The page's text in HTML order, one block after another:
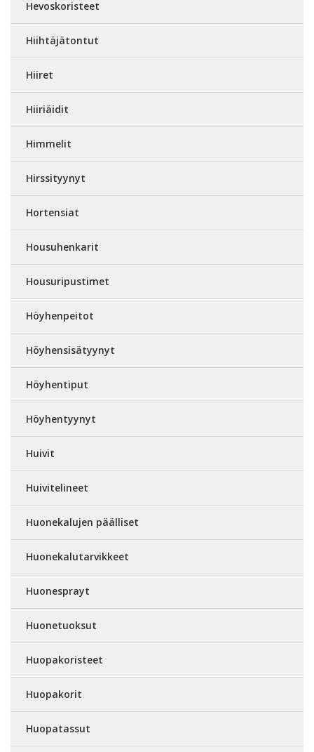
Hevoskoristeet
Hiihtäjätontut
Hiiret
Hiiriäidit
Himmelit
Hirssityynyt
Hortensiat
Housuhenkarit
Housuripustimet
Höyhenpeitot
Höyhensisätyynyt
Höyhentiput
Höyhentyynyt
Huivit
Huivitelineet
Huonekalujen päälliset
Huonekalutarvikkeet
Huonesprayt
Huonetuoksut
Huopakoristeet
Huopakorit
Huopatassut